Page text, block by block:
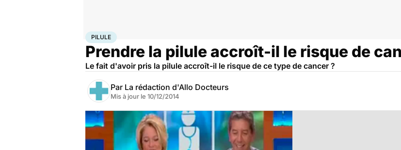
Accueil Santé
PILULE
Prendre la pilule accroît-il le risque de
Le fait d'avoir pris la pilule accroît-il le risque de ce type de cancer ?
Par La rédaction d'Allo Docteurs
Mis à jour le 10/12/2014